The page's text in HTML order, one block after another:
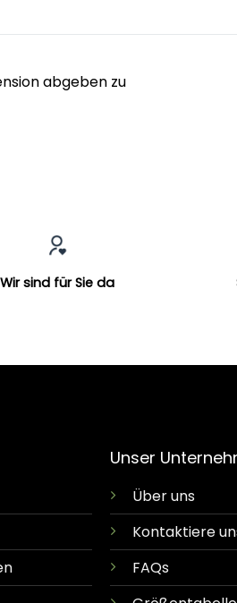
abgeben zu
Wir sind für Sie da
Unser
Über uns
Kontaktiere
FAQs